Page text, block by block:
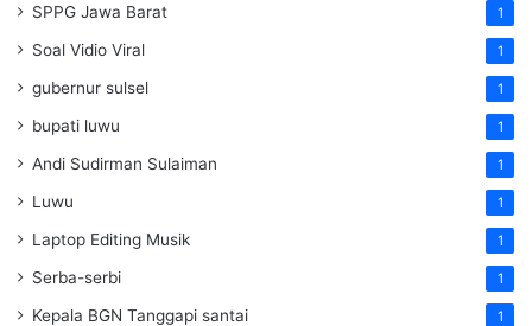
SPPG Jawa Barat 1
Soal Vidio Viral 1
gubernur sulsel 1
bupati luwu 1
Andi Sudirman Sulaiman 1
Luwu 1
Laptop Editing Musik 1
Serba-serbi 1
Kepala BGN Tanggapi santai 1